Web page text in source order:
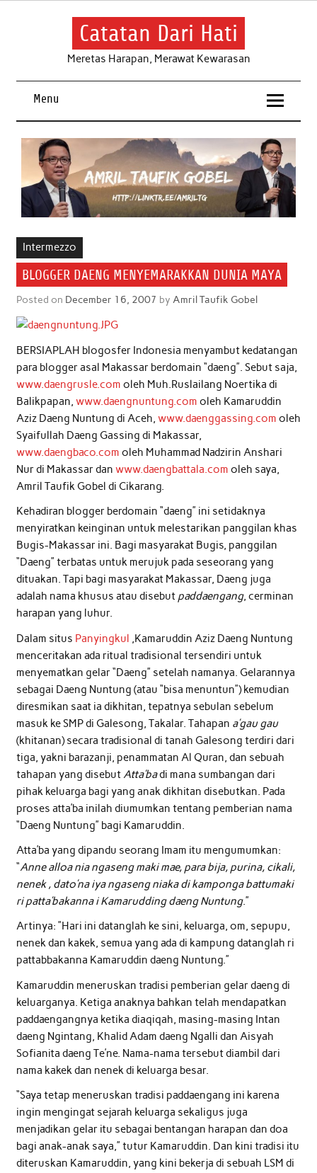
Skip
Catatan Dari Hati
Meretas Harapan, Merawat Kewarasan
Menu
Intermezzo
BLOGGER DAENG MENYEMARAKKAN DUNIA MAYA
Posted on December 16, 2007 by Amril Taufik Gobel
BERSIAPLAH blogosfer Indonesia menyambut kedatangan
para blogger asal Makassar berdomain “daeng”. Sebut saja,
www.daengrusle.com oleh Muh.Ruslailang Noertika di
Balikpapan, www.daengnuntung.com oleh Kamaruddin
Aziz Daeng Nuntung di Aceh, www.daenggassing.com oleh
Syaifullah Daeng Gassing di Makassar,
www.daengbaco.com oleh Muhammad Nadzirin Anshari
Nur di Makassar dan www.daengbattala.com oleh saya,
Amril Taufik Gobel di Cikarang.
Kehadiran blogger berdomain “daeng” ini setidaknya
menyiratkan keinginan untuk melestarikan panggilan khas
Bugis-Makassar ini. Bagi masyarakat Bugis, panggilan
“Daeng” terbatas untuk merujuk pada seseorang yang
dituakan. Tapi bagi masyarakat Makassar, Daeng juga
adalah nama khusus atau disebut paddaengang, cerminan
harapan yang luhur.
Dalam situs Panyingkul ,Kamaruddin Aziz Daeng Nuntung
menceritakan ada ritual tradisional tersendiri untuk
menyematkan gelar “Daeng” setelah namanya. Gelarannya
sebagai Daeng Nuntung (atau “bisa menuntun”) kemudian
diresmikan saat ia dikhitan, tepatnya sebulan sebelum
masuk ke SMP di Galesong, Takalar. Tahapan a’gau gau
(khitanan) secara tradisional di tanah Galesong terdiri dari
tiga, yakni barazanji, penammatan Al Quran, dan sebuah
tahapan yang disebut Atta’badi mana sumbangan dari
pihak keluarga bagi yang anak dikhitan disebutkan. Pada
proses atta’ba inilah diumumkan tentang pemberian nama
“Daeng Nuntung” bagi Kamaruddin.
Atta’ba yang dipandu seorang Imam itu mengumumkan:
“Anne alloa nia ngaseng maki mae, para bija, purina, cikali,
nenek , dato’na iya ngaseng niaka di kamponga battumaki
ri patta’bakanna i Kamarudding daeng Nuntung.”
Artinya: ”Hari ini datanglah ke sini, keluarga, om, sepupu,
nenek dan kakek, semua yang ada di kampung datanglah ri
pattabbakanna Kamaruddin daeng Nuntung.”
Kamaruddin meneruskan tradisi pemberian gelar daeng di
keluarganya. Ketiga anaknya bahkan telah mendapatkan
paddaengangnya ketika diaqiqah, masing-masing Intan
daeng Ngintang, Khalid Adam daeng Ngalli dan Aisyah
Sofianita daeng Te’ne. Nama-nama tersebut diambil dari
nama kakek dan nenek di keluarga besar.
“Saya tetap meneruskan tradisi paddaengang ini karena
ingin mengingat sejarah keluarga sekaligus juga
menjadikan gelar itu sebagai bentangan harapan dan doa
bagi anak-anak saya,” tutur Kamaruddin. Dan kini tradisi itu
diteruskan Kamaruddin, yang kini bekerja di sebuah LSM di